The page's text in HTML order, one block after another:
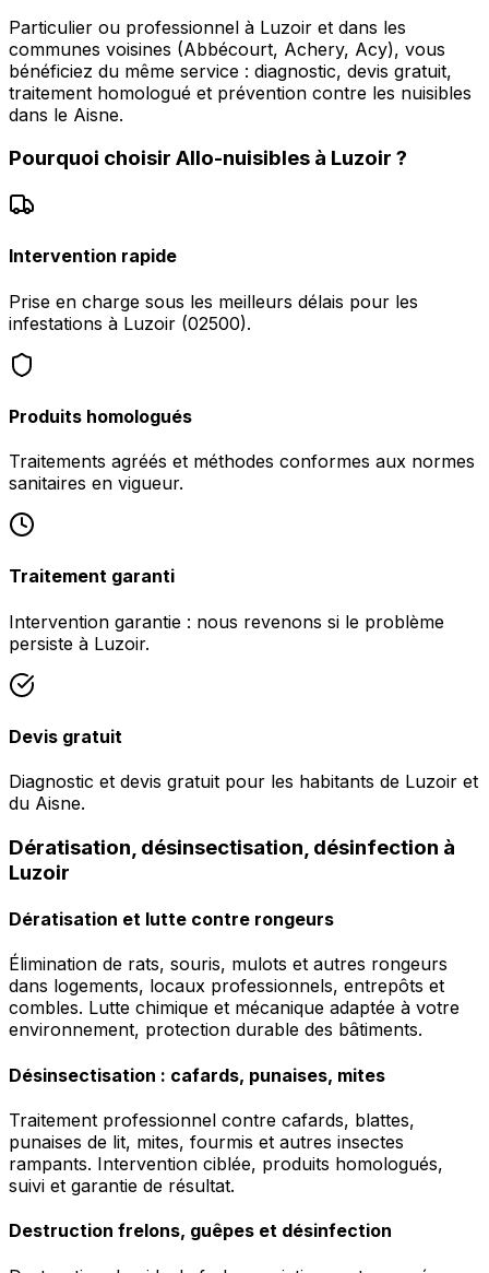
Particulier ou professionnel à Luzoir et dans les
communes voisines (Abbécourt, Achery, Acy), vous
bénéficiez du même service : diagnostic, devis gratuit,
traitement homologué et prévention contre les nuisibles
dans le Aisne.
Pourquoi choisir Allo-nuisibles à Luzoir ?
Intervention rapide
Prise en charge sous les meilleurs délais pour les
infestations à Luzoir (02500).
Produits homologués
Traitements agréés et méthodes conformes aux normes
sanitaires en vigueur.
Traitement garanti
Intervention garantie : nous revenons si le problème
persiste à Luzoir.
Devis gratuit
Diagnostic et devis gratuit pour les habitants de Luzoir et
du Aisne.
Dératisation, désinsectisation, désinfection à
Luzoir
Dératisation et lutte contre rongeurs
Élimination de rats, souris, mulots et autres rongeurs
dans logements, locaux professionnels, entrepôts et
combles. Lutte chimique et mécanique adaptée à votre
environnement, protection durable des bâtiments.
Désinsectisation : cafards, punaises, mites
Traitement professionnel contre cafards, blattes,
punaises de lit, mites, fourmis et autres insectes
rampants. Intervention ciblée, produits homologués,
suivi et garantie de résultat.
Destruction frelons, guêpes et désinfection